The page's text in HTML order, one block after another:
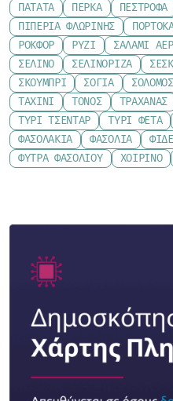
ΠΑΤΆΤΑ
ΠΈΡΚΑ ΠΈΣΤΡΟΦΑ
ΠΙΠΕΡΙΆ ΦΛΩΡΊΝΗΣ
ΡΟΚΦΌΡ
ΡΎΖΙ ΣΑΛΆΜΙ
ΣΈΛΙΝΟ
ΣΕΛΙΝΌΡΙΖΑ
ΣΚΟΥΜΠΡΊ
ΣΌΓΙΑ ΣΟΛΟΜΌΣ
ΤΑΧΊΝΙ
ΤΌΝΟΣ ΤΡΑΧΑΝΆΣ
ΤΥΡΊ ΤΣΈΝΤΑΡ
ΤΥΡΊ ΦΈΤΑ
ΦΑΣΟΛΆΚΙΑ
ΦΑΣΌΛΙΑ
ΦΎΤΡΑ ΦΑΣΟΛΙΟΎ
ΧΟΙΡΙΝΌ